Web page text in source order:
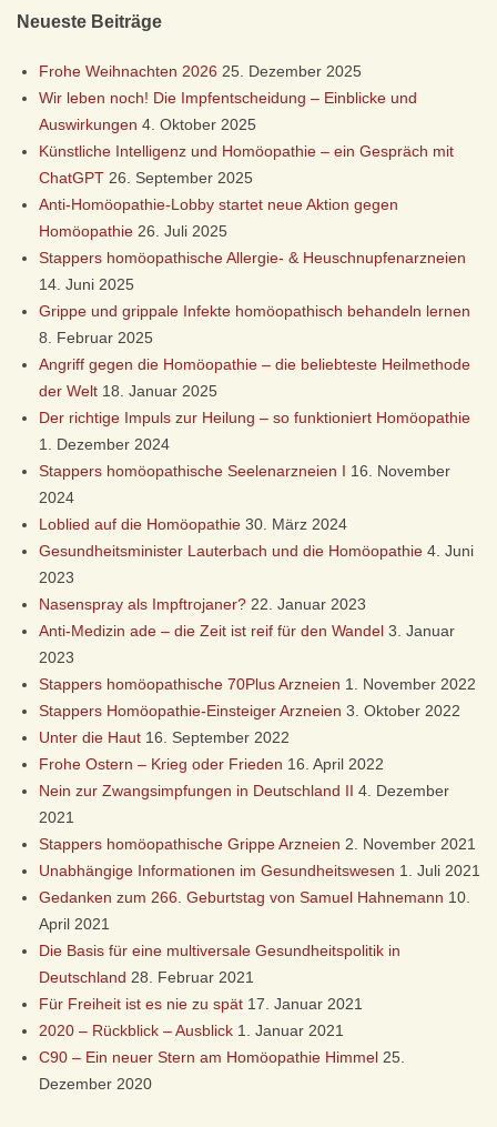
S
C
H
E
H
O
M
Ö
O
P
A
T
H
I
E
D
Ü
S
S
E
L
Neueste Beiträge
Frohe Weihnachten 2026 25. Dezember 2025
Wir leben noch! Die Impfentscheidung – Einblicke und
Auswirkungen 4. Oktober 2025
Künstliche Intelligenz und Homöopathie – ein Gespräch mit
ChatGPT 26. September 2025
Anti-Homöopathie-Lobby startet neue Aktion gegen
Homöopathie 26. Juli 2025
Stappers homöopathische Allergie- & Heuschnupfenarzneien
14. Juni 2025
Grippe und grippale Infekte homöopathisch behandeln lernen
8. Februar 2025
Angriff gegen die Homöopathie – die beliebteste Heilmethode
der Welt 18. Januar 2025
Der richtige Impuls zur Heilung – so funktioniert Homöopathie
1. Dezember 2024
Stappers homöopathische Seelenarzneien I 16. November
2024
Loblied auf die Homöopathie 30. März 2024
Gesundheitsminister Lauterbach und die Homöopathie 4. Juni
2023
Nasenspray als Impftrojaner? 22. Januar 2023
Anti-Medizin ade – die Zeit ist reif für den Wandel 3. Januar
2023
Stappers homöopathische 70Plus Arzneien 1. November 2022
Stappers Homöopathie-Einsteiger Arzneien 3. Oktober 2022
Unter die Haut 16. September 2022
Frohe Ostern – Krieg oder Frieden 16. April 2022
Nein zur Zwangsimpfungen in Deutschland II 4. Dezember
2021
Stappers homöopathische Grippe Arzneien 2. November 2021
Unabhängige Informationen im Gesundheitswesen 1. Juli 2021
Gedanken zum 266. Geburtstag von Samuel Hahnemann 10.
April 2021
Die Basis für eine multiversale Gesundheitspolitik in
Deutschland 28. Februar 2021
Für Freiheit ist es nie zu spät 17. Januar 2021
2020 – Rückblick – Ausblick 1. Januar 2021
C90 – Ein neuer Stern am Homöopathie Himmel 25.
Dezember 2020